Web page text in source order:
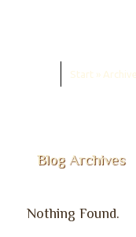
Start »
Blog Archives
Nothing Found.